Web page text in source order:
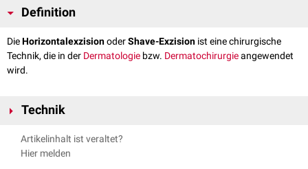
Definition
DieHorizontalexzisionoderShave-Exzision ist eine chirurgische
Technik, die in der Dermatologie bzw. Dermatochirurgieangewendet
wird.
Technik
Bei der Horizontalexzision wird die Hautveränderung, die entfernt
werden soll, durch den seitlichen Druck von 2 Fingern angehoben, so
Artikelinhalt ist veraltet?
Hier melden